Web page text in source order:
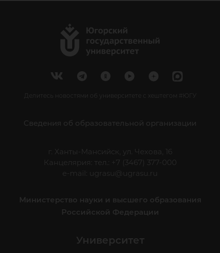
Делитесь новостями об университете с хештегом #ЮГУ
Сведения об образовательной организации
г. Ханты-Мансийск, ул. Чехова, 16
Канцелярия: тел.: +7 (3467) 377-000
e-mail:
ugrasu@ugrasu.ru
Министерство науки и высшего образования
Российской Федерации
Университет